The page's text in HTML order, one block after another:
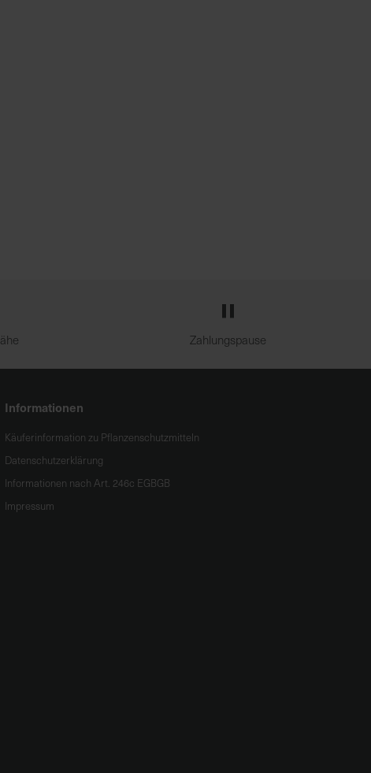
Zahlungspause
Informationen
Käuferinformation zu Pflanzenschutzmitteln
Datenschutzerklärung
Informationen nach Art. 246c EGBGB
Impressum